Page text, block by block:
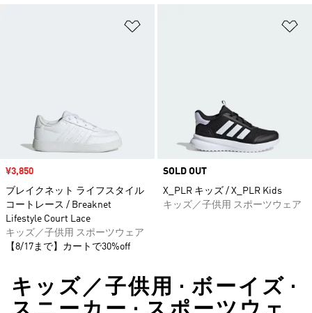
セール価格
¥3,850
ブレイクネット ライフスタイル
コートレース / Breaknet
Lifestyle Court Lace
キッズ／子供用 スポーツウェア
【8/17まで】カートで30%off
SOLD OUT
X_PLR キッズ / X_PLR Kids
キッズ／子供用 スポーツウェア
キッズ／子供用 • ボーイズ •